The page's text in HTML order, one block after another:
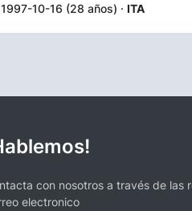
1997-10-16 (28 años) · ITA
con nosotros a través de las
electronico